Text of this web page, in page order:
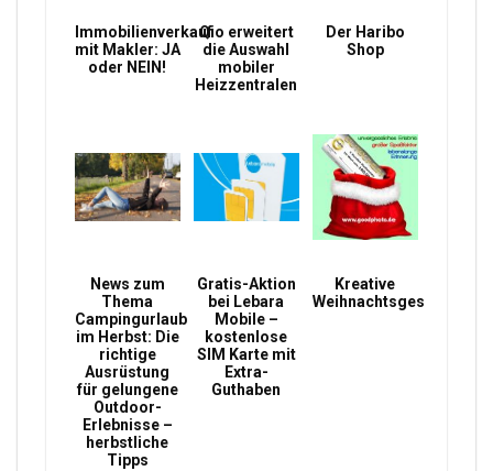
Immobilienverkauf
mit Makler: JA
oder NEIN!
Qio erweitert
die Auswahl
mobiler
Heizzentralen
Der Haribo
Shop
News zum
Thema
Campingurlaub
im Herbst: Die
richtige
Ausrüstung
für gelungene
Outdoor-
Erlebnisse –
herbstliche
Tipps
Gratis-Aktion
bei Lebara
Mobile –
kostenlose
SIM Karte mit
Extra-
Guthaben
Kreative
Weihnachtsgeschenke